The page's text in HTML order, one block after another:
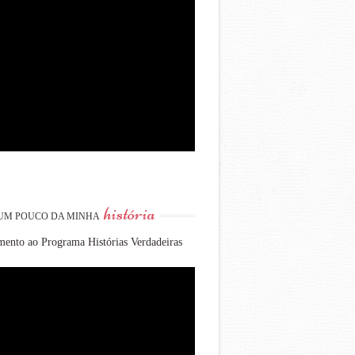
POUCO DA MINHA história
ao Programa Histórias Verdadeiras